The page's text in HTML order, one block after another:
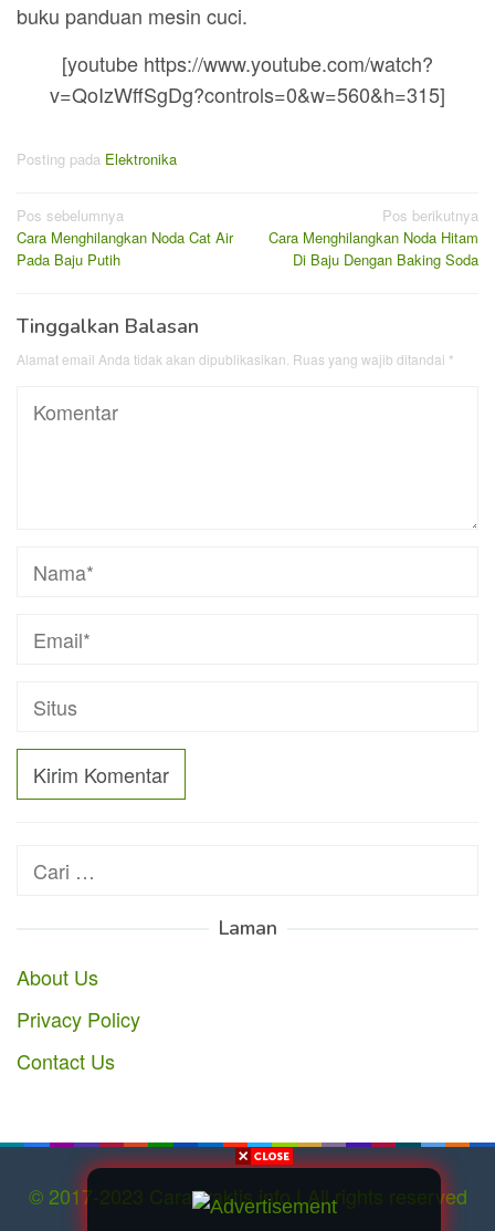
buku panduan mesin cuci.
[youtube https://www.youtube.com/watch?
v=QoIzWffSgDg?controls=0&w=560&h=315]
Posting pada Elektronika
Navigasi
pos
Pos sebelumnya
Cara Menghilangkan Noda Cat Air
Pada Baju Putih
Pos berikutnya
Cara Menghilangkan Noda Hitam
Di Baju Dengan Baking Soda
Tinggalkan Balasan
Alamat email Anda tidak akan dipublikasikan. Ruas yang wajib ditandai *
Cari
Laman
About Us
Privacy Policy
Contact Us
© 2017-2023 CaraPraktis.info | All rights reserved